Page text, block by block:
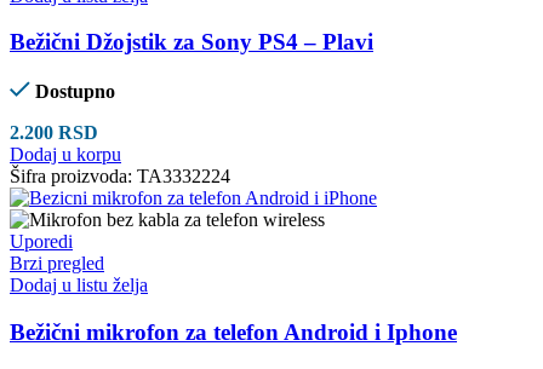
Bežični Džojstik za Sony PS4 – Plavi
Dostupno
2.200 RSD
Dodaj u korpu
Šifra proizvoda: TA3332224
Uporedi
Brzi pregled
Dodaj u listu želja
Bežični mikrofon za telefon Android i Iphone